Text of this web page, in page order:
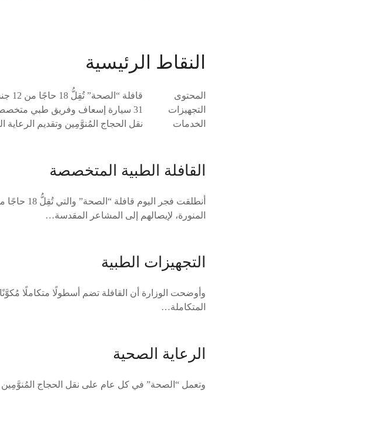
النقاط الرئيسية
المحتوى
قافلة “الصحة” تُقِلُّ 18 حاجًا من 12 جنسية لإتمام مناسك الحج
التجهيزات
31 سيارة إسعاف وفريق طبي متخصص من 133 ممارسًا
الخدمات
نقل الحجاج المُنوَّمِين وتقديم الرعاية
القافلة الطبية المتخصصة
المنورة، لإيصالهم إلى المشاعر المقدسة…
التجهيزات الطبية
المتكاملة…
الرعاية الصحية
وتعمل “الصحة” في كل عام على نقل الحجاج